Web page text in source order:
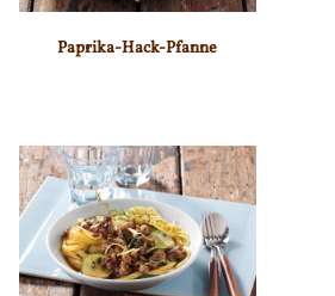
Paprika-Hack-Pfanne